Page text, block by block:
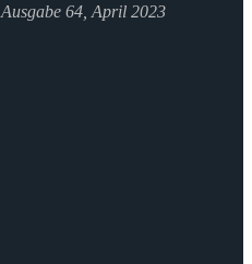
Ausgabe 64, April 2023